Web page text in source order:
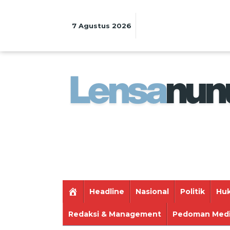
7 Agustus 2026
Headline Nasional Politik
Redaksi & Management Pedoman